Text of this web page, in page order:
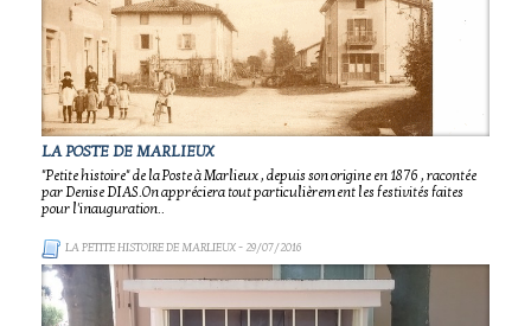
LA POSTE DE MARLIEUX
"Petite histoire" de la Poste à Marlieux , depuis son origine en 1876 , racontée
par Denise DIAS.On appréciera tout particulièrement les festivités faites
pour l'inauguration..
LA PETITE HISTOIRE DE MARLIEUX- 29/07/2016